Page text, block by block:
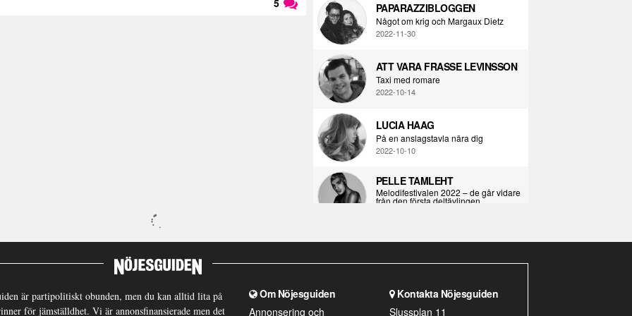
5
PAPARAZZIBLOGGEN
Något om krig och Margaux Dietz
2022-11-30
ATT VARA FRASSE LEVINSSON
Taxi med romare
2022-10-14
LUCIA HAAG
På en anslagstavla nära dig
2022-10-10
PELLE TAMLEHT
Melodifestivalen 2022 – de går vidare
från den första deltävlingen
I KORPENS SKUGGA
2021-06-28
ÖPPNA BOKEN
Kropps-dagbok
är partipolitiskt obunden, men du kan alltid lita på
för jämställdhet. Vi är annonsfinansierade men det
Om Nöjesguiden
Annonsering och
Kontakta Nöjesguiden
Slussplan 11